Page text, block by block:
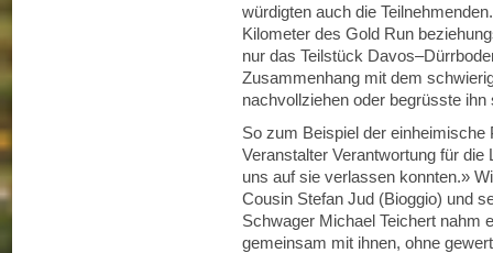
würdigten auch die
Kilometer des Gold Run
nur das Teilstück
Zusammenhang mit dem
nachvollziehen oder begrüsste ihn
So zum Beispiel der
Veranstalter Verantwortung für
uns auf sie verlassen konnten.»
Cousin Stefan Jud (Bioggio) und
Schwager Michael Teichert nahm
gemeinsam mit ihnen, ohne